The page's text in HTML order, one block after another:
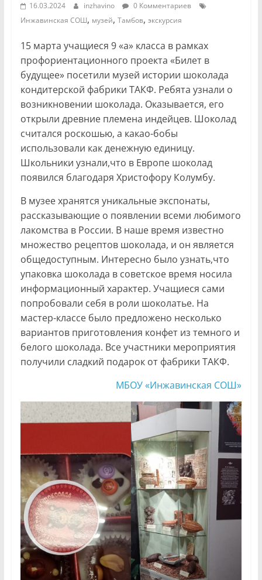
16.03.2024 inzhavino
0 Комментариев
Инжавинская СОШ, музей, Тамбов, экскурсия
15 марта учащиеся 9 «а» класса в рамках
профориентационного проекта «Билет в
будущее» посетили музей истории шоколада
кондитерской фабрики ТАКФ. Ребята узнали о
возникновении шоколада. Оказывается, его
открыли древние племена индейцев. Шоколад
считался роскошью, а какао-бобы
использовали как денежную единицу.
Школьники узнали,что в Европе шоколад
появился благодаря Христофору Колумбу.
В музее хранятся уникальные экспонаты,
рассказывающие о появлении всеми любимого
лакомства в России. В наше время известно
множество рецептов шоколада, и он является
общедоступным. Интересно было узнать,что
упаковка шоколада в советское время носила
информационный характер. Учащиеся сами
попробовали себя в роли шоколатье. На
мастер-классе было предложено несколько
вариантов приготовления конфет из темного и
белого шоколада. Все участники мероприятия
получили сладкий подарок от фабрики ТАКФ.
МБОУ «Инжавинская СОШ»